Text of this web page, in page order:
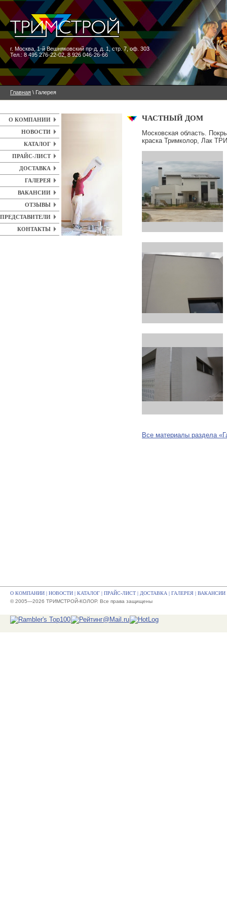
Главная \ Галерея
ЧАСТНЫЙ ДОМ
Московская область.
краска Тримколор, Лак
Все материалы раздела
О КОМПАНИИ
НОВОСТИ
КАТАЛОГ
ПРАЙС-ЛИСТ
ДОСТАВКА
ГАЛЕРЕЯ
ВАКАНСИИ
ОТЗЫВЫ
ПРЕДСТАВИТЕЛИ
КОНТАКТЫ
г. Москва ,1-й Вешняковский пр-д, д. 1, стр. 7, оф. 303
Тел.: 8 495 276-22-02, 8 926 046-26-66
О КОМПАНИИ | НОВОСТИ | КАТАЛОГ | ПРАЙС-ЛИСТ | ДОСТАВКА | ГАЛЕРЕЯ | ВАКАНСИИ
© 2005—2026 ТРИМСТРОЙ-КОЛОР. Все права защищены